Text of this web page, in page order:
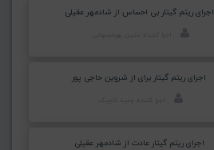
اجرای ریتم گیتار بی احساس از شادمهر عقیلی
اجرای ریتم گیتار برای از شروین حاجی پور
اجرای ریتم گیتار عادت از شادمهر عقیلی